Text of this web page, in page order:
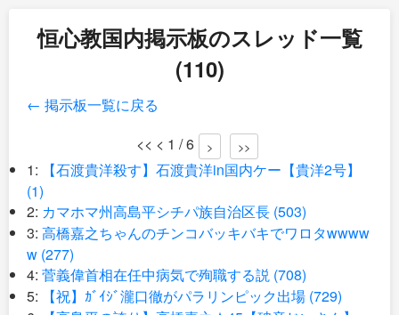
恒心教国内掲示板のスレッド一覧
(110)
← 掲示板一覧に戻る
<< < 1 / 6
> >>
1:
【石渡貴洋殺す】石渡貴洋in国内ケー【貴洋2号】
(1)
2: カマホマ州高島平シチパ族自治区長 (503)
3: 高橋嘉之ちゃんのチンコバッキバキでワロタwwww
w (277)
4: 菅義偉首相在任中病気で殉職する説 (708)
5:
【祝】ｶﾞｲｼﾞ瀧口徹がパラリンピック出場 (729)